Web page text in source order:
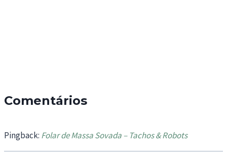
Comentários
Pingback: Folar de Massa Sovada – Tachos & Robots